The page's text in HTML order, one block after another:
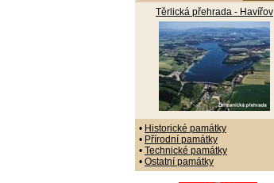
Těrlická přehrada - Havířov
• Historické památky
• Přírodní památky
• Technické památky
• Ostatní památky